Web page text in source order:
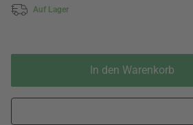
Auf Lager
In den Warenkorb